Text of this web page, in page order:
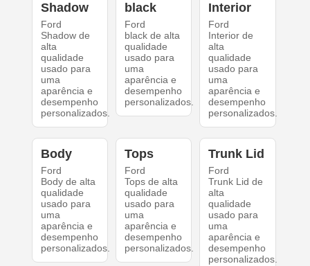
Shadow
Ford
Shadow de
alta
qualidade
usado para
uma
aparência e
desempenho
personalizados.
black
Ford
black de alta
qualidade
usado para
uma
aparência e
desempenho
personalizados.
Interior
Ford
Interior de
alta
qualidade
usado para
uma
aparência e
desempenho
personalizados.
Body
Ford
Body de alta
qualidade
usado para
uma
aparência e
desempenho
personalizados.
Tops
Ford
Tops de alta
qualidade
usado para
uma
aparência e
desempenho
personalizados.
Trunk Lid
Ford
Trunk Lid de
alta
qualidade
usado para
uma
aparência e
desempenho
personalizados.